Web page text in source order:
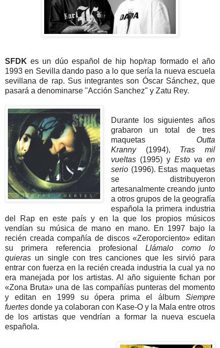
SFDK es un dúo español de hip hop/rap formado el año
1993 en Sevilla dando paso a lo que sería la nueva escuela
sevillana de rap. Sus integrantes son Óscar Sánchez, que
pasará a denominarse "Acción Sanchez" y Zatu Rey.
Durante los siguientes años
grabaron un total de tres
maquetas Outta
Kranny(1994), Tras mil
vueltas(1995) y Esto va en
serio(1996). Estas maquetas
se distribuyeron
artesanalmente creando junto
a otros grupos de la geografía
española la primera industria
del Rap en este país y en la que los propios músicos
vendían su música de mano en mano. En 1997 bajo la
recién creada compañía de discos «Zeroporciento» editan
su primera referencia profesionalLlámalo como lo
quieras un single con tres canciones que les sirvió para
entrar con fuerza en la recién creada industria la cual ya no
era manejada por los artistas. Al año siguiente fichan por
«Zona Bruta» una de las compañías punteras del momento
y editan en 1999 su ópera prima el álbum Siempre
fuertes donde ya colaboran con Kase-O y la Mala entre otros
de los artistas que vendrían a formar la nueva escuela
española.